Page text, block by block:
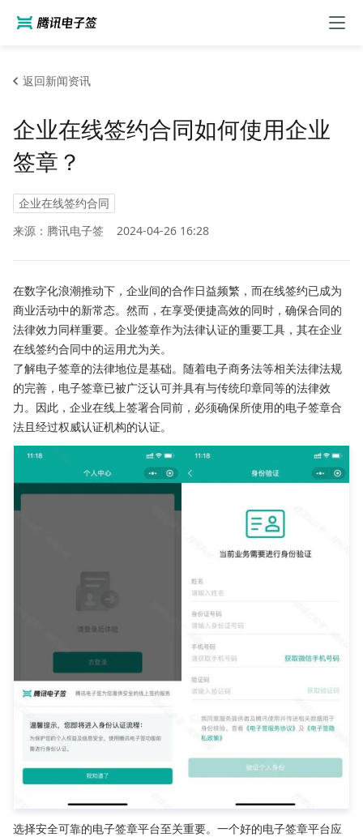
返回新闻资讯
企业在线签约合同如何使用企业
签章？
企业在线签约合同
来源：腾讯电子签
2024-04-26 16:28
在数字化浪潮推动下，企业间的合作日益频繁，而在线签约已成为
商业活动中的新常态。然而，在享受便捷高效的同时，确保合同的
法律效力同样重要。企业签章作为法律认证的重要工具，其在企业
在线签约合同中的运用尤为关。
了解电子签章的法律地位是基础。随着电子商务法等相关法律法规
的完善，电子签章已被广泛认可并具有与传统印章同等的法律效
力。因此，企业在线上签署合同前，必须确保所使用的电子签章合
法且经过权威认证机构的认证。
选择安全可靠的电子签章平台至关重要。一个好的电子签章平台应